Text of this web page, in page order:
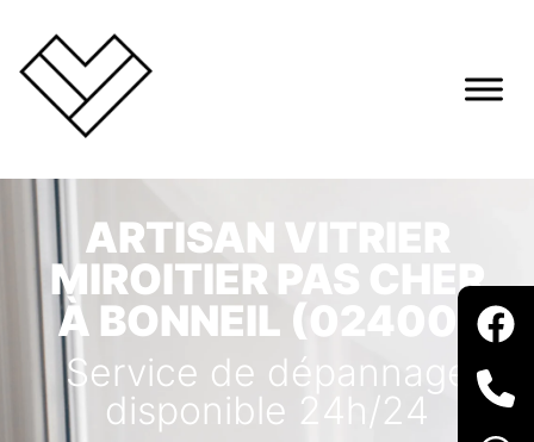
ARTISAN VITRIER
MIROITIER PAS CHER
À BONNEIL (02400)
Service de dépannage
disponible 24h/24